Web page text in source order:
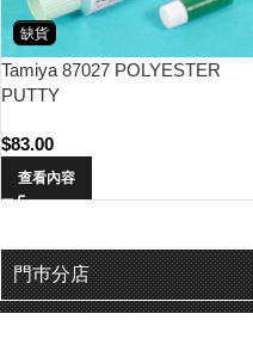
缺貨
Tamiya 87027 POLYESTER
PUTTY
$83.00
查看內容
門巿分店